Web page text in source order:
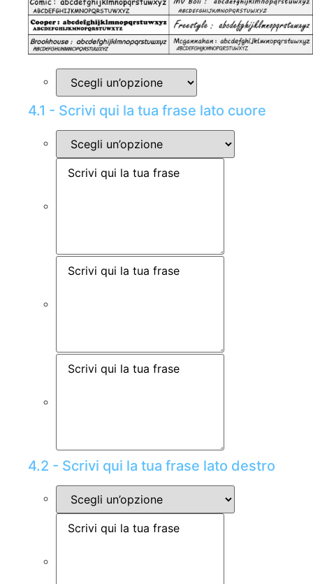
4.1 - Scrivi qui la tua frase lato cuore
4.2 - Scrivi qui la tua frase lato destro